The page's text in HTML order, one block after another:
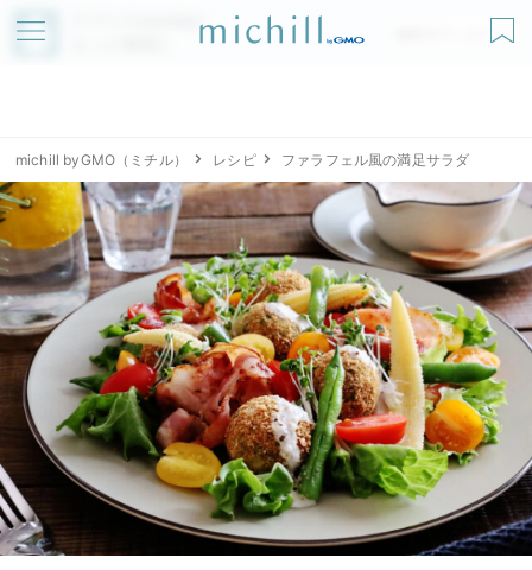
アプリでmichillが
無料ダウンロード
michill byGMO（ミチル） レシピ ファラフェル風の満足サラダ